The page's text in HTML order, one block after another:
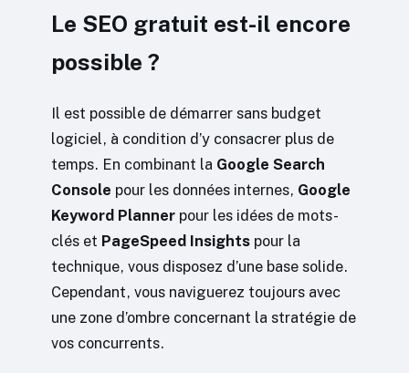
Le SEO gratuit est-il encore
possible ?
Il est possible de démarrer sans budget
logiciel, à condition d’y consacrer plus de
temps. En combinant la Google Search
Console pour les données internes, Google
Keyword Planner pour les idées de mots-
clés et PageSpeed Insights pour la
technique, vous disposez d’une base solide.
Cependant, vous naviguerez toujours avec
une zone d’ombre concernant la stratégie de
vos concurrents.